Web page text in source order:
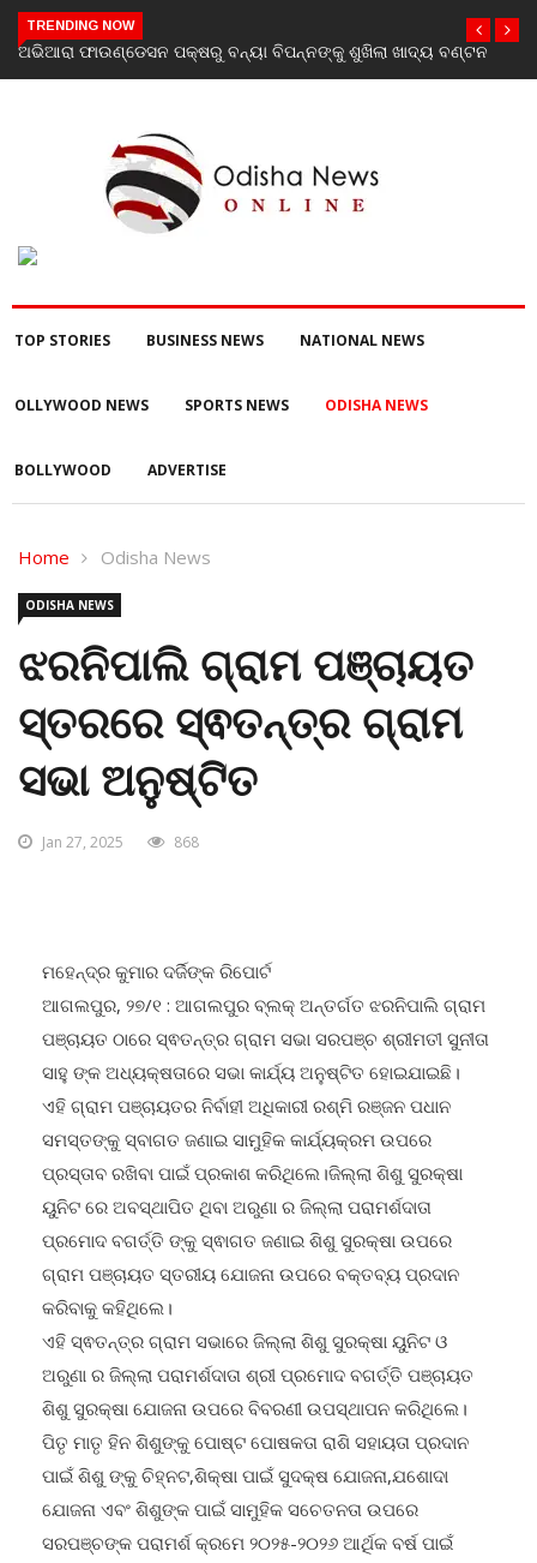
TRENDING NOW
ବଣ୍ଟନVistara Filmz Celebrates the Grand Launch of Love To
You: Chapter 2 with a Star-Studded Evening in Mumbai
TOP STORIES BUSINESS NEWS NATIONAL NEWS
OLLYWOOD NEWS SPORTS NEWS ODISHA NEWS
BOLLYWOOD ADVERTISE
Home Odisha News
ODISHA NEWS
ଝରନିପାଲି ଗ୍ରାମ ପଞ୍ଚାୟତ
ସ୍ତରରେ ସ୍ଵତନ୍ତ୍ର ଗ୍ରାମ
ସଭା ଅନୁଷ୍ଟିତ
Jan 27, 2025 868
ମହେନ୍ଦ୍ର କୁମାର ଦର୍ଜିଙ୍କ ରିପୋର୍ଟ
ଆଗଲପୁର, ୨୭/୧ : ଆଗଲପୁର ବ୍ଲକ୍ ଅନ୍ତର୍ଗତ ଝରନିପାଲି ଗ୍ରାମ
ପଞ୍ଚାୟତ ଠାରେ ସ୍ଵତନ୍ତ୍ର ଗ୍ରାମ ସଭା ସରପଞ୍ଚ ଶ୍ରୀମତୀ ସୁନୀତା
ସାହୁ ଙ୍କ ଅଧ୍ୟକ୍ଷତାରେ ସଭା କାର୍ଯ୍ୟ ଅନୁଷ୍ଟିତ ହୋଇଯାଇଛି।
ଏହି ଗ୍ରାମ ପଞ୍ଚାୟତର ନିର୍ବାହୀ ଅଧିକାରୀ ରଶ୍ମି ରଞ୍ଜନ ପଧାନ
ସମସ୍ତଙ୍କୁ ସ୍ବାଗତ ଜଣାଇ ସାମୁହିକ କାର୍ଯ୍ୟକ୍ରମ ଉପରେ
ପ୍ରସ୍ତାବ ରଖିବା ପାଇଁ ପ୍ରକାଶ କରିଥିଲେ।ଜିଲ୍ଲା ଶିଶୁ ସୁରକ୍ଷା
ୟୁନିଟ ରେ ଅବସ୍ଥାପିତ ଥିବା ଅରୁଣା ର ଜିଲ୍ଲା ପରାମର୍ଶଦାତା
ପ୍ରମୋଦ ବଗର୍ତ୍ତି ଙ୍କୁ ସ୍ଵାଗତ ଜଣାଇ ଶିଶୁ ସୁରକ୍ଷା ଉପରେ
ଗ୍ରାମ ପଞ୍ଚାୟତ ସ୍ତରୀୟ ଯୋଜନା ଉପରେ ବକ୍ତବ୍ୟ ପ୍ରଦାନ
କରିବାକୁ କହିଥିଲେ।
ଏହି ସ୍ଵତନ୍ତ୍ର ଗ୍ରାମ ସଭାରେ ଜିଲ୍ଲା ଶିଶୁ ସୁରକ୍ଷା ୟୁନିଟ ଓ
ଅରୁଣା ର ଜିଲ୍ଲା ପରାମର୍ଶଦାତା ଶ୍ରୀ ପ୍ରମୋଦ ବଗର୍ତ୍ତି ପଞ୍ଚାୟତ
ଶିଶୁ ସୁରକ୍ଷା ଯୋଜନା ଉପରେ ବିବରଣୀ ଉପସ୍ଥାପନ କରିଥିଲେ।
ପିତୃ ମାତୃ ହିନ ଶିଶୁଙ୍କୁ ପୋଷ୍ଟ ପୋଷକତା ରାଶି ସହାୟତା ପ୍ରଦାନ
ପାଇଁ ଶିଶୁ ଙ୍କୁ ଚିହ୍ନଟ,ଶିକ୍ଷା ପାଇଁ ସୁଦକ୍ଷ ଯୋଜନା,ଯଶୋଦା
ଯୋଜନା ଏବଂ ଶିଶୁଙ୍କ ପାଇଁ ସାମୁହିକ ସଚେତନତା ଉପରେ
ସରପଞ୍ଚଙ୍କ ପରାମର୍ଶ କ୍ରମେ ୨୦୨୫-୨୦୨୬ ଆର୍ଥିକ ବର୍ଷ ପାଇଁ